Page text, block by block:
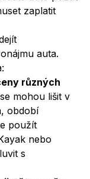
zaplatit
auta.
různých
mohou lišit v
období
použít
nebo
s